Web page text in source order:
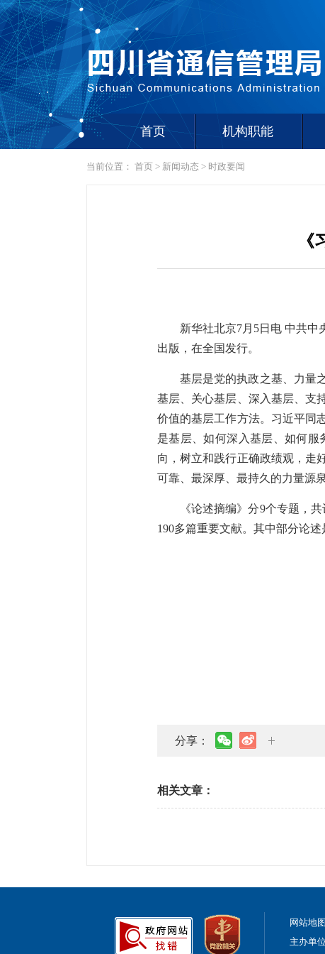
首页 机构职能
当前位置： 首页 > 新闻动态 > 时政要闻
新华社北京7月5日电 中共
出版，在全国发行。
基层是党的执政之基、力量
基层、关心基层、深入基层、支
价值的基层工作方法。习近平同
是基层、如何深入基层、如何
向，树立和践行正确政绩观，走
可靠、最深厚、最持久的力量源
《论述摘编》分9个专题，
190多篇重要文献。其中部分论述
分享：
相关文章：
网站地图
主办单